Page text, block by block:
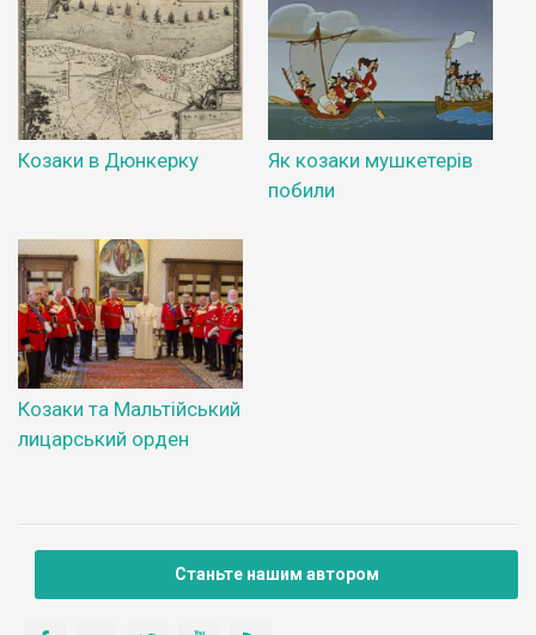
Козаки в Дюнкерку
Як козаки мушкетерів
побили
Козаки та Мальтійський
лицарський орден
Станьте нашим автором